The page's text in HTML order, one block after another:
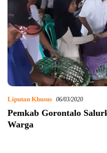
Liputan Khusus 06/03/2020
Pemkab Gorontalo
Warga